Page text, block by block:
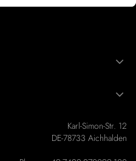
Karl-Simon-Str. 12
DE-78733 Aichhalden